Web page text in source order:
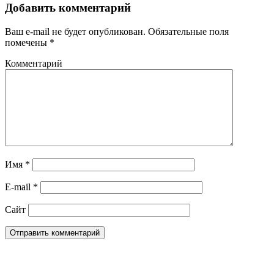
Добавить комментарий
Ваш e-mail не будет опубликован. Обязательные поля
помечены *
Комментарий
Имя *
E-mail *
Сайт